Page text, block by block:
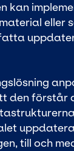
kan
eller
den förstår
till och